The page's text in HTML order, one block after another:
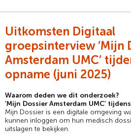
Uitkomsten Digitaal
groepsinterview ‘Mijn
Amsterdam UMC’
opname (juni 2025)
Waarom deden we dit onderzoek?
‘Mijn Dossier Amsterdam UMC’
Mijn Dossier is een digitale omgeving
kunnen inloggen om hun medisch
uitslagen te bekijken.